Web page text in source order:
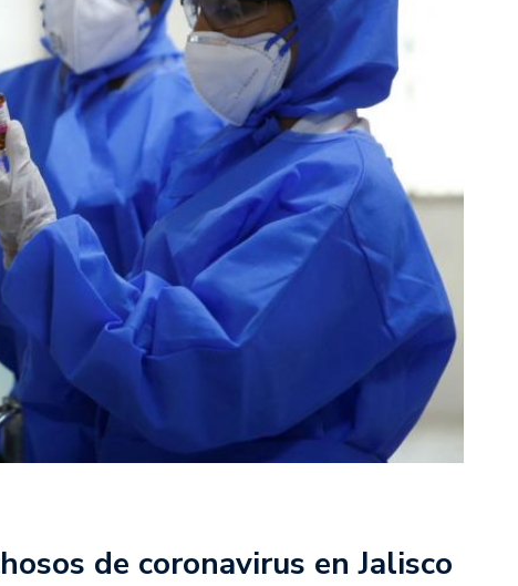
de coronavirus en Jalisco